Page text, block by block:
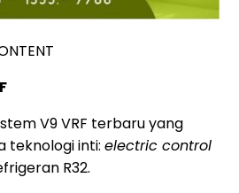
V9 VRF terbaru yang
teknologi inti: electric control
R32.